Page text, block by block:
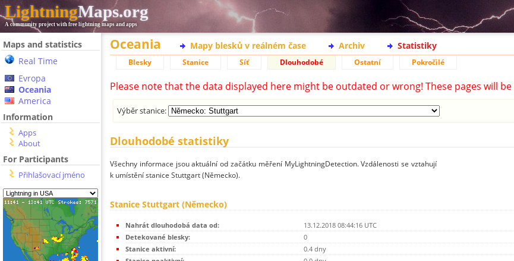
LightningMaps.org
A community project with free lightning maps and apps
Maps and statistics
Real Time
Evropa
Oceania
America
Information
Apps
About
For Participants
Přihlašovací jméno
Oceania Mapy blesků v reálném čase Archiv Statistiky
Blesky Stanice Síť Dlouhodobé Ostatní Pokročilé
Please note that the data displayed here might be outdated or wrong! These pages will
Výběr stanice:
Dlouhodobé statistiky
Všechny informace jsou aktuální od začátku měření MyLightningDetection. Vzdálenosti se vztahují
k umístění stanice Stuttgart (Německo).
Stanice Stuttgart (Německo)
Nahrát dlouhodobá data od:
13.12.2018 08:44:16 UTC
Detekované blesky:
0
Stanice aktivní:
0.4 dny